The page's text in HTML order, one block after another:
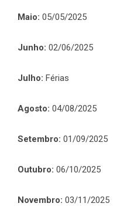
Maio: 05/05/2025
Junho: 02/06/2025
Julho: Férias
Agosto: 04/08/2025
Setembro: 01/09/2025
Outubro: 06/10/2025
Novembro: 03/11/2025